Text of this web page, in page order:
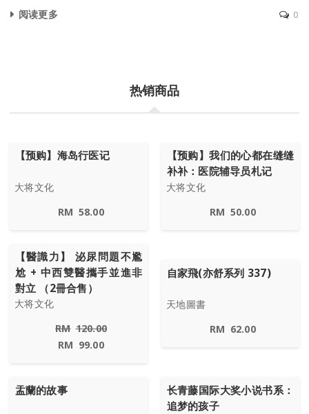
阅读更多 0
热销商品
【预购】海岛行医记
大将文化
RM 58.00
【预购】我们的心都在缝缝
补补：医院辅导员札记
大将文化
RM 50.00
【醫識力】 泌尿問題不尷
尬 + 中西雙醫攜手並進非
對立 （2冊合售）
大将文化
RM 120.00
RM 99.00
自家飛(亦舒系列 337)
天地圖書
RM 62.00
盂蘭的故事
长青藤国际大奖小说书系：
追梦的孩子